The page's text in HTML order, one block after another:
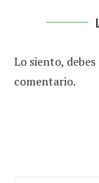
Lo siento,
comentario.